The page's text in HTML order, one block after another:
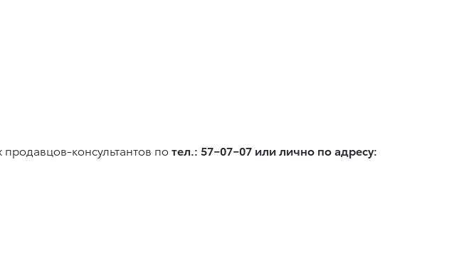
консультантов потел.: 57−07−07 или лично по адресу: